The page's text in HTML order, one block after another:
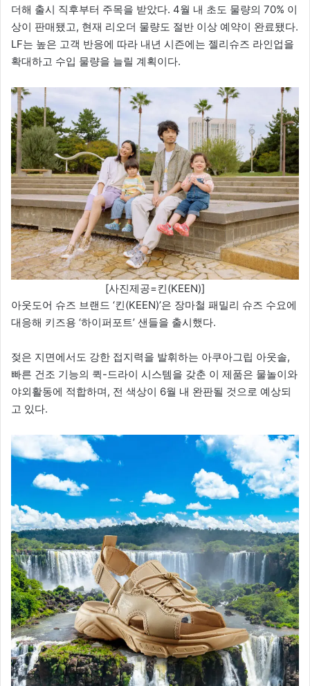
더해 출시 직후부터 주목을 받았다. 4월 내 초도 물량의 70% 이
상이 판매됐고, 현재 리오더 물량도 절반 이상 예약이 완료됐다.
LF는 높은 고객 반응에 따라 내년 시즌에는 젤리슈즈 라인업을
확대하고 수입 물량을 늘릴 계획이다.
[사진제공=킨(KEEN)]
아웃도어 슈즈 브랜드 ‘킨(KEEN)’은 장마철 패밀리 슈즈 수요에
대응해 키즈용 ‘하이퍼포트’ 샌들을 출시했다.
젖은 지면에서도 강한 접지력을 발휘하는 아쿠아그립 아웃솔,
빠른 건조 기능의 퀵-드라이 시스템을 갖춘 이 제품은 물놀이와
야외활동에 적합하며, 전 색상이 6월 내 완판될 것으로 예상되
고 있다.